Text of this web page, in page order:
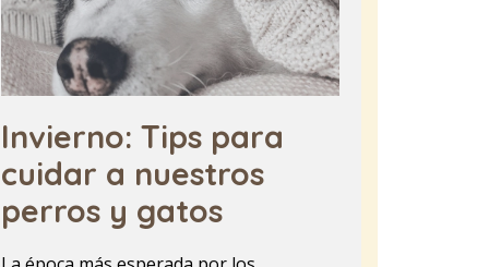
Invierno: Tips para
cuidar a nuestros
perros y gatos